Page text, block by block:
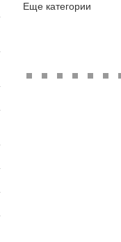
Еще категории